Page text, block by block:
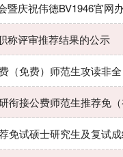
暨庆祝伟德BV1946官网
称评审推荐结果的公示
（免费）师范生攻读非
衔接公费师范生推荐免
免试硕士研究生及复试